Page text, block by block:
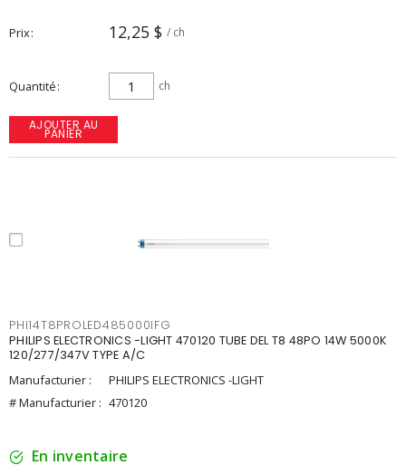
Prix 12,25 $ / ch
Quantité ch
AJOUTER AU
PANIER
PHI14T8PROLED485000IFG
PHILIPS ELECTRONICS -LIGHT 470120 TUBE DEL T8 48PO 14W 5000K
120/277/347V TYPE A/C
Manufacturier :
PHILIPS ELECTRONICS -LIGHT
# Manufacturier : 470120
En inventaire